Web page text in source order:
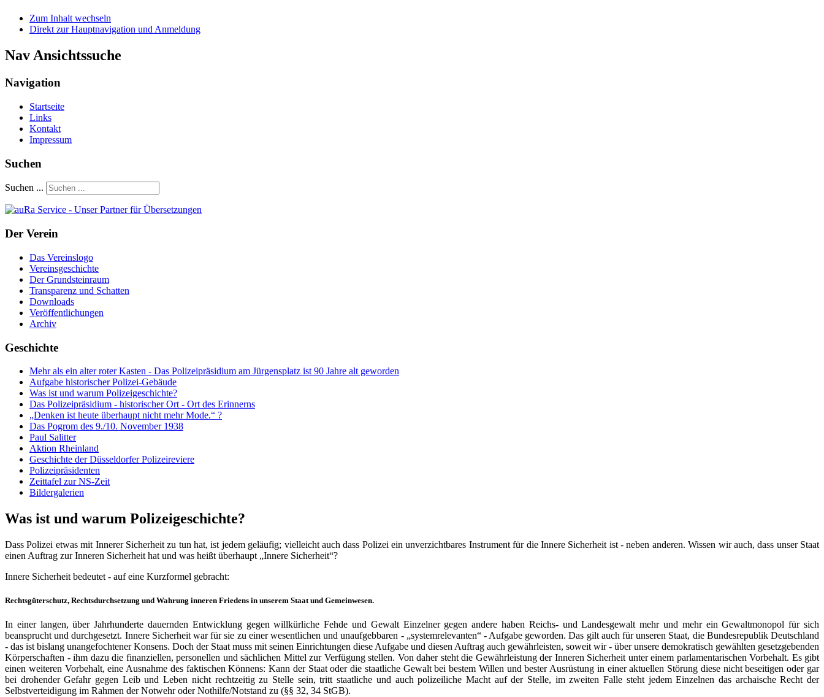
Zum Inhalt wechseln
Direkt zur Hauptnavigation und Anmeldung
Nav Ansichtssuche
Navigation
Startseite
Links
Kontakt
Impressum
Suchen
Suchen ...
Der Verein
Das Vereinslogo
Vereinsgeschichte
Der Grundsteinraum
Transparenz und Schatten
Downloads
Veröffentlichungen
Archiv
Geschichte
Mehr als ein alter roter Kasten - Das Polizeipräsidium am Jürgensplatz ist 90 Jahre alt geworden
Aufgabe historischer Polizei-Gebäude
Was ist und warum Polizeigeschichte?
Das Polizeipräsidium - historischer Ort - Ort des Erinnerns
„Denken ist heute überhaupt nicht mehr Mode.“ ?
Das Pogrom des 9./10. November 1938
Paul Salitter
Aktion Rheinland
Geschichte der Düsseldorfer Polizeireviere
Polizeipräsidenten
Zeittafel zur NS-Zeit
Bildergalerien
Was ist und warum Polizeigeschichte?
Dass Polizei etwas mit Innerer Sicherheit zu tun hat, ist jedem geläufig; vielleicht auch dass Polizei ein unverzichtbares Instrument für die Innere Sicherheit ist - neben anderen. Wissen wir auch, dass unser Staat
einen Auftrag zur Inneren Sicherheit hat und was heißt überhaupt „Innere Sicherheit“?
Innere Sicherheit bedeutet - auf eine Kurzformel gebracht:
Rechtsgüterschutz, Rechtsdurchsetzung und Wahrung inneren Friedens in unserem Staat und Gemeinwesen.
In einer langen, über Jahrhunderte dauernden Entwicklung gegen willkürliche Fehde und Gewalt Einzelner gegen andere haben Reichs- und Landesgewalt mehr und mehr ein Gewaltmonopol für sich
beansprucht und durchgesetzt. Innere Sicherheit war für sie zu einer wesentlichen und unaufgebbaren - „systemrelevanten“ - Aufgabe geworden. Das gilt auch für unseren Staat, die Bundesrepublik Deutschland
- das ist bislang unangefochtener Konsens. Doch der Staat muss mit seinen Einrichtungen diese Aufgabe und diesen Auftrag auch gewährleisten, soweit wir - über unsere demokratisch gewählten gesetzgebenden
Körperschaften - ihm dazu die finanziellen, personellen und sächlichen Mittel zur Verfügung stellen. Von daher steht die Gewährleistung der Inneren Sicherheit unter einem parlamentarischen Vorbehalt. Es gibt
einen weiteren Vorbehalt, eine Ausnahme des faktischen Könnens: Kann der Staat oder die staatliche Gewalt bei bestem Willen und bester Ausrüstung in einer aktuellen Störung diese nicht beseitigen oder gar
bei drohender Gefahr gegen Leib und Leben nicht rechtzeitig zu Stelle sein, tritt staatliche und auch polizeiliche Macht auf der Stelle, im zweiten Falle steht jedem Einzelnen das archaische Recht der
Selbstverteidigung im Rahmen der Notwehr oder Nothilfe/Notstand zu (§§ 32, 34 StGB).